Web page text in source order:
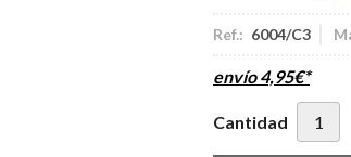
Ref.: 6004/C3
envío4,95€*
Cantidad